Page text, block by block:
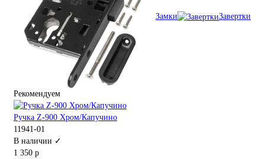
Замки Завертки
Рекомендуем
Ручка Z-900 Хром/Капучино
11941-01
В наличии ✓
1 350 р